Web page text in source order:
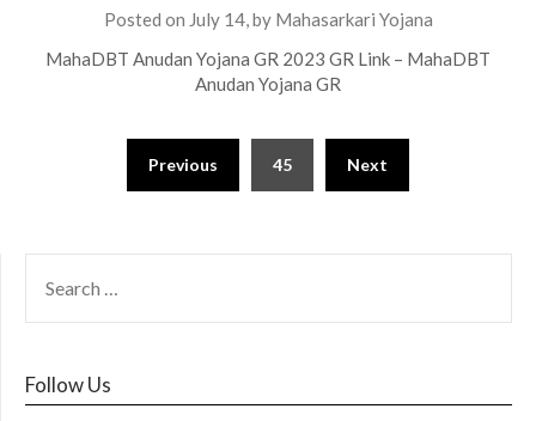
Posted on July 14,by Mahasarkari Yojana
MahaDBT Anudan Yojana GR 2023 GR Link – MahaDBT
Anudan Yojana GR
pagination
Previous 45 Next
FOR:
Follow Us